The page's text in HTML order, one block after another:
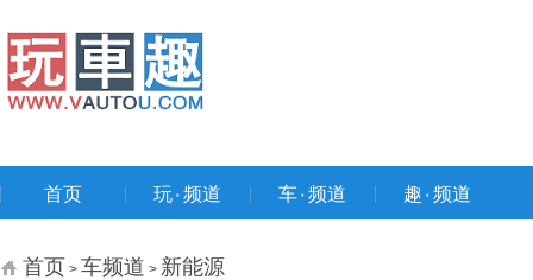
首页 玩۰频道 车۰频道 趣۰频道
首页 > 车频道 > 新能源